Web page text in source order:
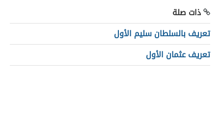
ذات صلة
تعريف بالسلطان سليم الأول
تعريف عثمان الأول